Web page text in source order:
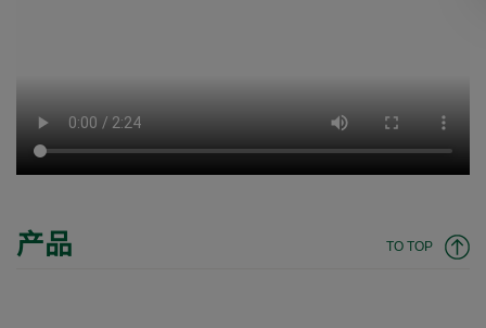
产品 TO TOP